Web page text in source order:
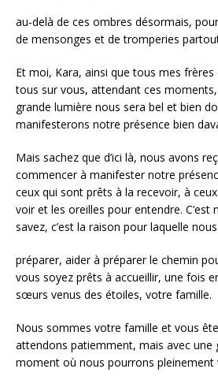
au-delà de ces ombres désormais,
de mensonges et de tromperies
Et moi, Kara, ainsi que tous mes
tous sur vous, attendant ces
grande lumière nous sera bel et bien
manifesterons notre présence bien
Mais sachez que d’ici là, nous avons
commencer à manifester notre
ceux qui sont prêts à la recevoir, à
voir et les oreilles pour entendre. C’est
savez, c’est la raison pour laquelle
préparer, aider à préparer le chemin
vous soyez prêts à accueillir, une fois
sœurs venus des étoiles, votre famille.
Nous sommes votre famille et vous
attendons patiemment, mais avec une
moment où nous pourrons pleinement